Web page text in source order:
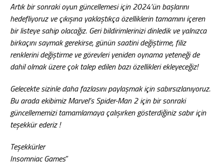
Artık bir sonraki oyun güncellemesi için 2024’ün başlarını
hedefliyoruz ve çıkışına yaklaştıkça özelliklerin tamamını içeren
bir listeye sahip olacağız. Geri bildirimlerinizi dinledik ve yalnızca
birkaçını saymak gerekirse, günün saatini değiştirme, filiz
renklerini değiştirme ve görevleri yeniden oynama yeteneği de
dahil olmak üzere çok talep edilen bazı özellikleri ekleyeceğiz!
Gelecekte sizinle daha fazlasını paylaşmak için sabırsızlanıyoruz.
Bu arada ekibimiz Marvel’s Spider-Man 2 için bir sonraki
güncellememizi tamamlamaya çalışırken gösterdiğiniz sabır için
teşekkür ederiz !
Teşekkürler
Insomniac Games”